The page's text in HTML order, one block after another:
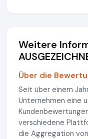
Weitere
Über die
Seit über einem
Unternehmen eine
verschiedene
die Aggregation